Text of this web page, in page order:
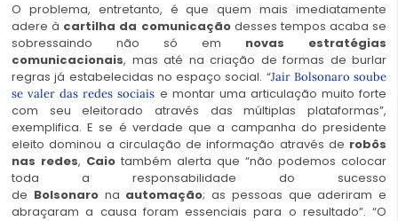
O problema, entretanto, é que quem mais imediatamente
adere à cartilha da comunicação desses tempos acaba se
sobressaindo não só em novas estratégias
comunicacionais, mas até na criação de formas de burlar
regras já estabelecidas no espaço social. “Jair Bolsonaro soube
se valer das redes sociais e montar uma articulação muito forte
com seu eleitorado através das múltiplas plataformas”,
exemplifica. E se é verdade que a campanha do presidente
eleito dominou a circulação de informação através de robôs
nas redes, Caio também alerta que “não podemos colocar
toda a responsabilidade do sucesso
de Bolsonarona automação; as pessoas que aderiram e
abraçaram a causa foram essenciais para o resultado”. “O